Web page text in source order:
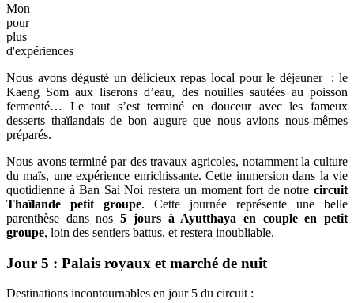
Mon
pour
plus
d'expériences
Nous avons dégusté un délicieux repas local pour le déjeuner : le
Kaeng Som aux liserons d’eau, des nouilles sautées au poisson
fermenté… Le tout s’est terminé en douceur avec les fameux
desserts thaïlandais de bon augure que nous avions nous-mêmes
préparés.
Nous avons terminé par des travaux agricoles, notamment la culture
du maïs, une expérience enrichissante. Cette immersion dans la vie
quotidienne à Ban Sai Noi restera un moment fort de notre circuit
Thaïlande petit groupe. Cette journée représente une belle
parenthèse dans nos5 jours à Ayutthaya en couple en petit
groupe, loin des sentiers battus, et restera inoubliable.
Jour 5 : Palais royaux et marché de nuit
Destinations incontournables en jour 5 du circuit :